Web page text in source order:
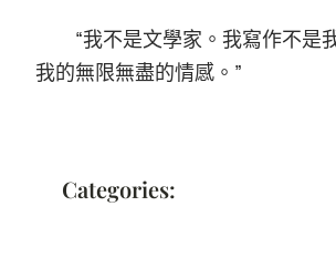
“我不是文學家。我寫作不是
我的無限無盡的情感。”
Categories: